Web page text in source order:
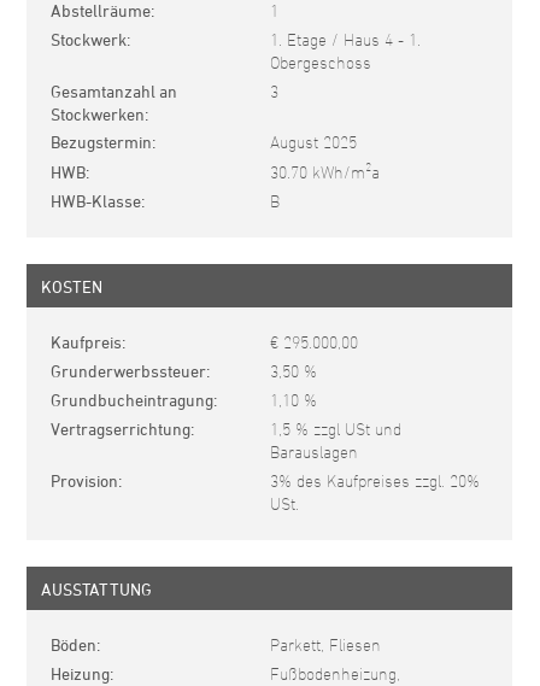
Abstellräume 1
Stockwerk
1. Etage / Haus 4 - 1.
Obergeschoss
Gesamtanzahl an
Stockwerken
3
Bezugstermin August 2025
HWB 30.70 kWh/m2a
HWB-Klasse B
KOSTEN
Kaufpreis € 295.000,00
Grunderwerbssteuer 3,50 %
Grundbucheintragung 1,10 %
Vertragserrichtung
1,5 % zzgl USt und
Barauslagen
Provision
3% des Kaufpreises zzgl. 20%
USt.
AUSSTATTUNG
Böden Parkett, Fliesen
Heizung
Fußbodenheizung,